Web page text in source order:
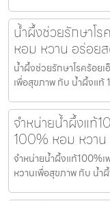
น้ำผึ้งช่วยรักษาโ
หอม หวาน อร่อย
น้ำผึ้งช่วยรักษาโรคร้อย
เพื่อสุขภาพ กับ น้ำผึ้งแท้
จำหน่ายน้ำผึ้งแท้
100% หอม หวา
จำหน่ายน้ำผึ้งแท้100%
หวานเพื่อสุขภาพ กับ น้ำ